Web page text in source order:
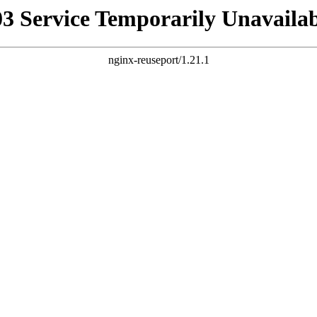
Service Temporarily
nginx-reuseport/1.21.1